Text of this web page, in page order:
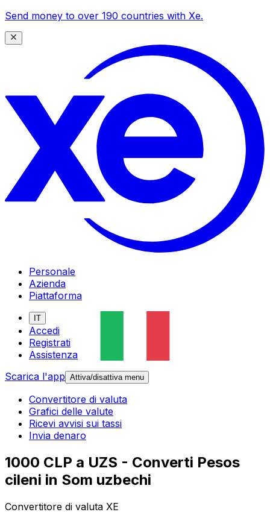
Send money to over 190 countries with Xe.
Personale
Azienda
Piattaforma
IT
Accedi
Registrati
Assistenza
Scarica l'app Attiva/disattiva menu
Convertitore di valuta
Grafici delle valute
Ricevi avvisi sui tassi
Invia denaro
1000 CLP a UZS - Converti Pesos
cileni in Som uzbechi
Convertitore di valuta XE